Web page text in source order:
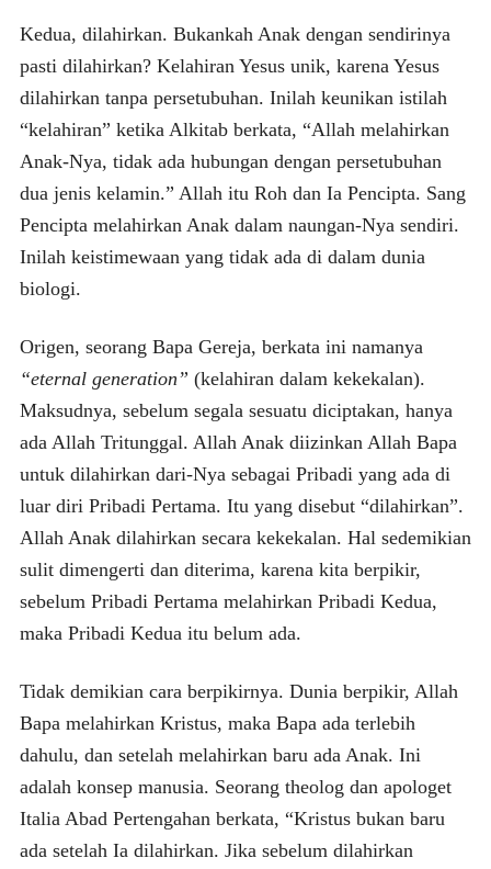
Kedua, dilahirkan. Bukankah Anak dengan sendirinya
pasti dilahirkan? Kelahiran Yesus unik, karena Yesus
dilahirkan tanpa persetubuhan. Inilah keunikan istilah
“kelahiran” ketika Alkitab berkata, “Allah melahirkan
Anak-Nya, tidak ada hubungan dengan persetubuhan
dua jenis kelamin.” Allah itu Roh dan Ia Pencipta. Sang
Pencipta melahirkan Anak dalam naungan-Nya sendiri.
Inilah keistimewaan yang tidak ada di dalam dunia
biologi.
Origen, seorang Bapa Gereja, berkata ini namanya
“eternal generation” (kelahiran dalam kekekalan).
Maksudnya, sebelum segala sesuatu diciptakan, hanya
ada Allah Tritunggal. Allah Anak diizinkan Allah Bapa
untuk dilahirkan dari-Nya sebagai Pribadi yang ada di
luar diri Pribadi Pertama. Itu yang disebut “dilahirkan”.
Allah Anak dilahirkan secara kekekalan. Hal sedemikian
sulit dimengerti dan diterima, karena kita berpikir,
sebelum Pribadi Pertama melahirkan Pribadi Kedua,
maka Pribadi Kedua itu belum ada.
Tidak demikian cara berpikirnya. Dunia berpikir, Allah
Bapa melahirkan Kristus, maka Bapa ada terlebih
dahulu, dan setelah melahirkan baru ada Anak. Ini
adalah konsep manusia. Seorang theolog dan apologet
Italia Abad Pertengahan berkata, “Kristus bukan baru
ada setelah Ia dilahirkan. Jika sebelum dilahirkan